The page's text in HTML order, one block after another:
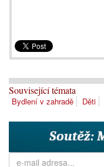
Související témata
Bydlení v zahradě Děti